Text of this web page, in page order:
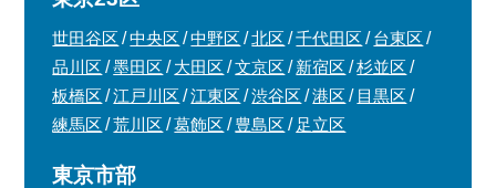
世田谷区 中央区 中野区 北区 千代田区
台東区
品川区
墨田区 大田区 文京区 新宿区
杉並区
板橋区
江戸川区 江東区 渋谷区 港区
目黒区
練馬区
荒川区 葛飾区 豊島区 足立区
東京市部